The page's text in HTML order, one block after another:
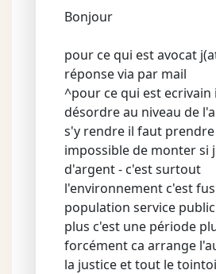
Bonjour
pour ce qui est avocat
réponse via par mail
^pour ce qui est ecrivain
désordre au niveau de
s'y rendre il faut prendre
impossible de monter si
d'argent - c'est surtout
l'environnement c'est
population service public
plus c'est une période
forcément ca arrange
la justice et tout le